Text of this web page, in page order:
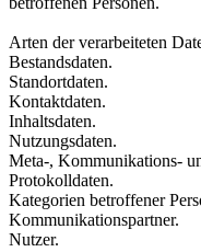
Arten der verarbeiteten
Bestandsdaten.
Standortdaten.
Kontaktdaten.
Inhaltsdaten.
Nutzungsdaten.
Meta-, Kommunikations-
Protokolldaten.
Kategorien betroffener
Kommunikationspartner.
Nutzer.